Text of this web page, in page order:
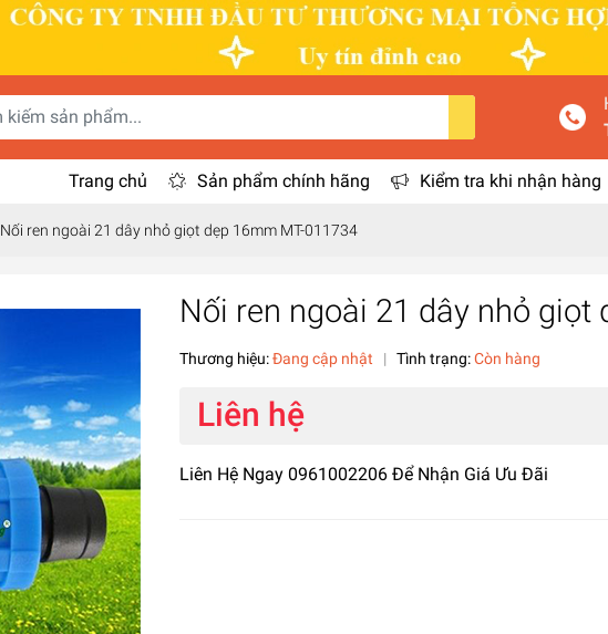
Trang chủ Sản phẩm chính hãng Kiểm tra khi nhận hàng
Nối ren ngoài 21 dây nhỏ giọt dẹp 16mm MT-011734
Nối ren ngoài 21 dây nhỏ giọt
Thương hiệu:Đang cập nhật | Tình trạng:Còn hàng
Liên hệ
Liên Hệ Ngay 0961002206 Để Nhận Giá Ưu Đãi